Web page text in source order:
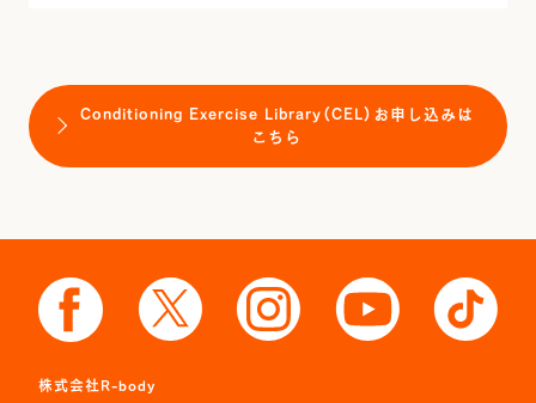
Conditioning Exercise Library（CEL）お申し込みは
こちら
株式会社R-body